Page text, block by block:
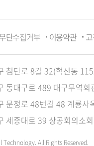
단수집거부 이용약관
첨단로 8길 32(혁신동
동대구로 489 대구무역회
문정로 48번길 48 계룡사
세종대로 39 상공회의소
All Rights Reserved.